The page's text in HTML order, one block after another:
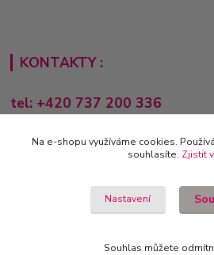
KONTAKTY :
tel: +420 737 200 336
Pondělí-Pátek: 8 - 17 hodin
obchod@e-sporting.cz
Na e-shopu využíváme cookies.
souhlasíte. Zjistit
Nastavení
Souhlas můžete